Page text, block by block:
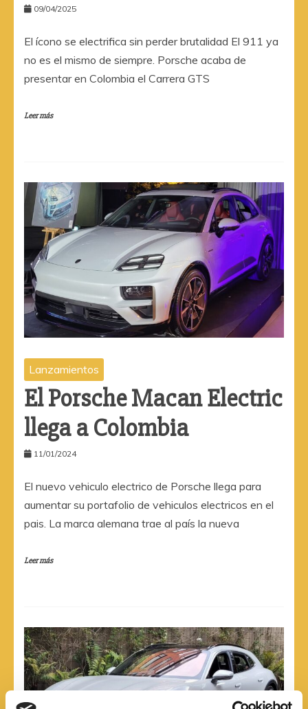
09/04/2025
El ícono se electrifica sin perder brutalidad El 911 ya
no es el mismo de siempre. Porsche acaba de
presentar en Colombia el Carrera GTS
Leer más
Lanzamientos
El Porsche Macan Electric
llega a Colombia
11/01/2024
El nuevo vehiculo electrico de Porsche llega para
aumentar su portafolio de vehiculos electricos en el
pais. La marca alemana trae al país la nueva
Leer más